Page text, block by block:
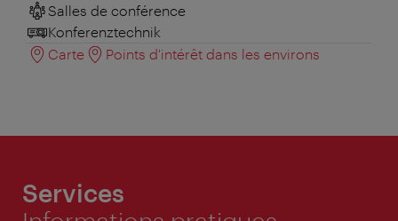
Salles de conférence
Konferenztechnik
Carte
Points d'intérêt dans les environs
Services